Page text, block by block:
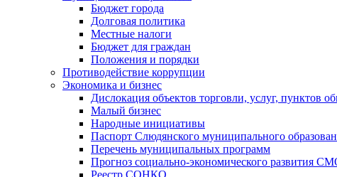
Бюджет города
Долговая политика
Местные налоги
Бюджет для граждан
Положения и порядки
Противодействие коррупции
Экономика и бизнес
Дислокация объектов торговли, услуг, пунктов
Малый бизнес
Народные инициативы
Паспорт Слюдянского муниципального
Перечень муниципальных программ
Прогноз социально-экономического развития
Реестр СОНКО